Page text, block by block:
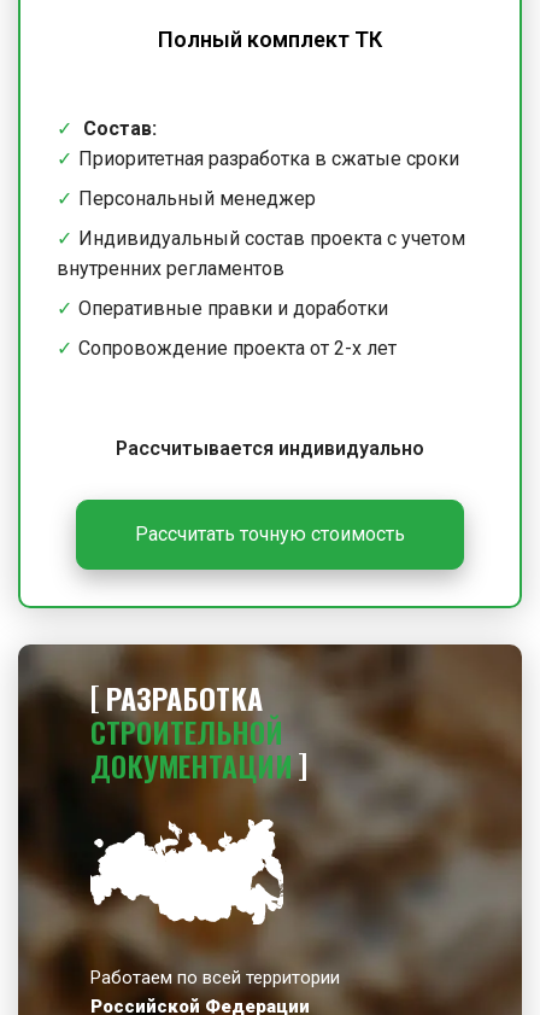
Полный комплект ТК
Состав:
Приоритетная разработка в сжатые сроки
Персональный менеджер
Индивидуальный состав проекта с учетом
внутренних регламентов
Оперативные правки и доработки
Сопровождение проекта от 2-х лет
Рассчитывается индивидуально
Рассчитать точную стоимость
РАЗРАБОТКА
СТРОИТЕЛЬНОЙ
ДОКУМЕНТАЦИИ
Работаем по всей территории
Российской Федерации